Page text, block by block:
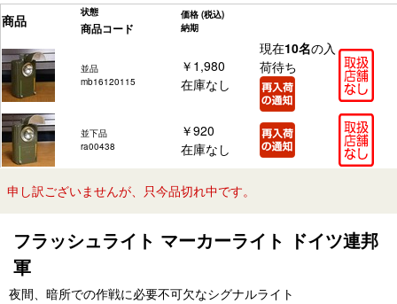
商品
状態
商品コード
価格 (税込)
納期
並品
mb16120115
￥1,980
在庫なし
現在10名の入
荷待ち
並下品
ra00438
￥920
在庫なし
申し訳ございませんが、只今品切れ中です。
フラッシュライト マーカーライト ドイツ連邦
軍
夜間、暗所での作戦に必要不可欠なシグナルライト